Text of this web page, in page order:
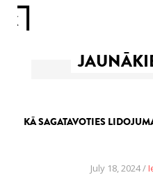
Par mums
Praktiski
Ceļojumu
Par mums
KĀ SAGATAVOTIES
July 18, 2024 /